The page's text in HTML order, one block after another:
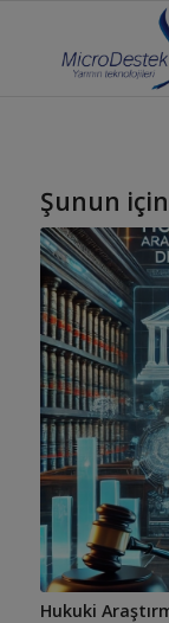
Şunun
Hukuki